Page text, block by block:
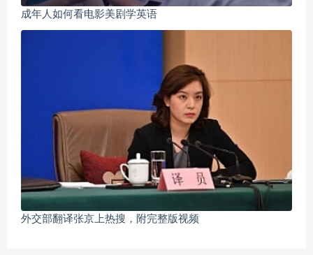
成年人如何看电影美剧学英语
外交部翻译张京上热搜，附完整版视频